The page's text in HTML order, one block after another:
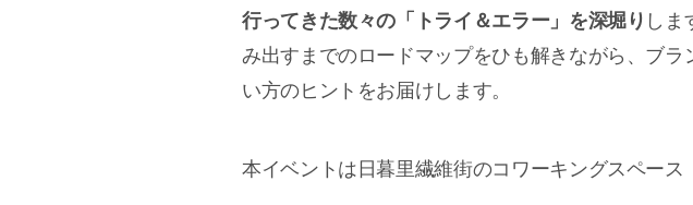
行ってきた数々の「トライ＆エラー」を深堀り しま
み出すまでのロードマップをひも解きながら、ブ
い方のヒントをお届けします。
本イベントは日暮里繊維街のコワーキングスペース